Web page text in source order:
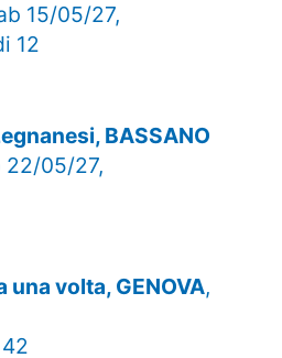
15/05/27,
12
BASSANO
22/05/27,
una volta, GENOVA,